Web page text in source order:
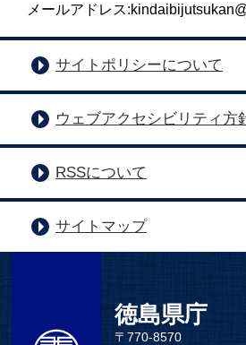
メールアドレス
サイトポリシーについて
ウェブアクセシビリティ方
RSSについて
サイトマップ
徳島県庁
〒770-8570